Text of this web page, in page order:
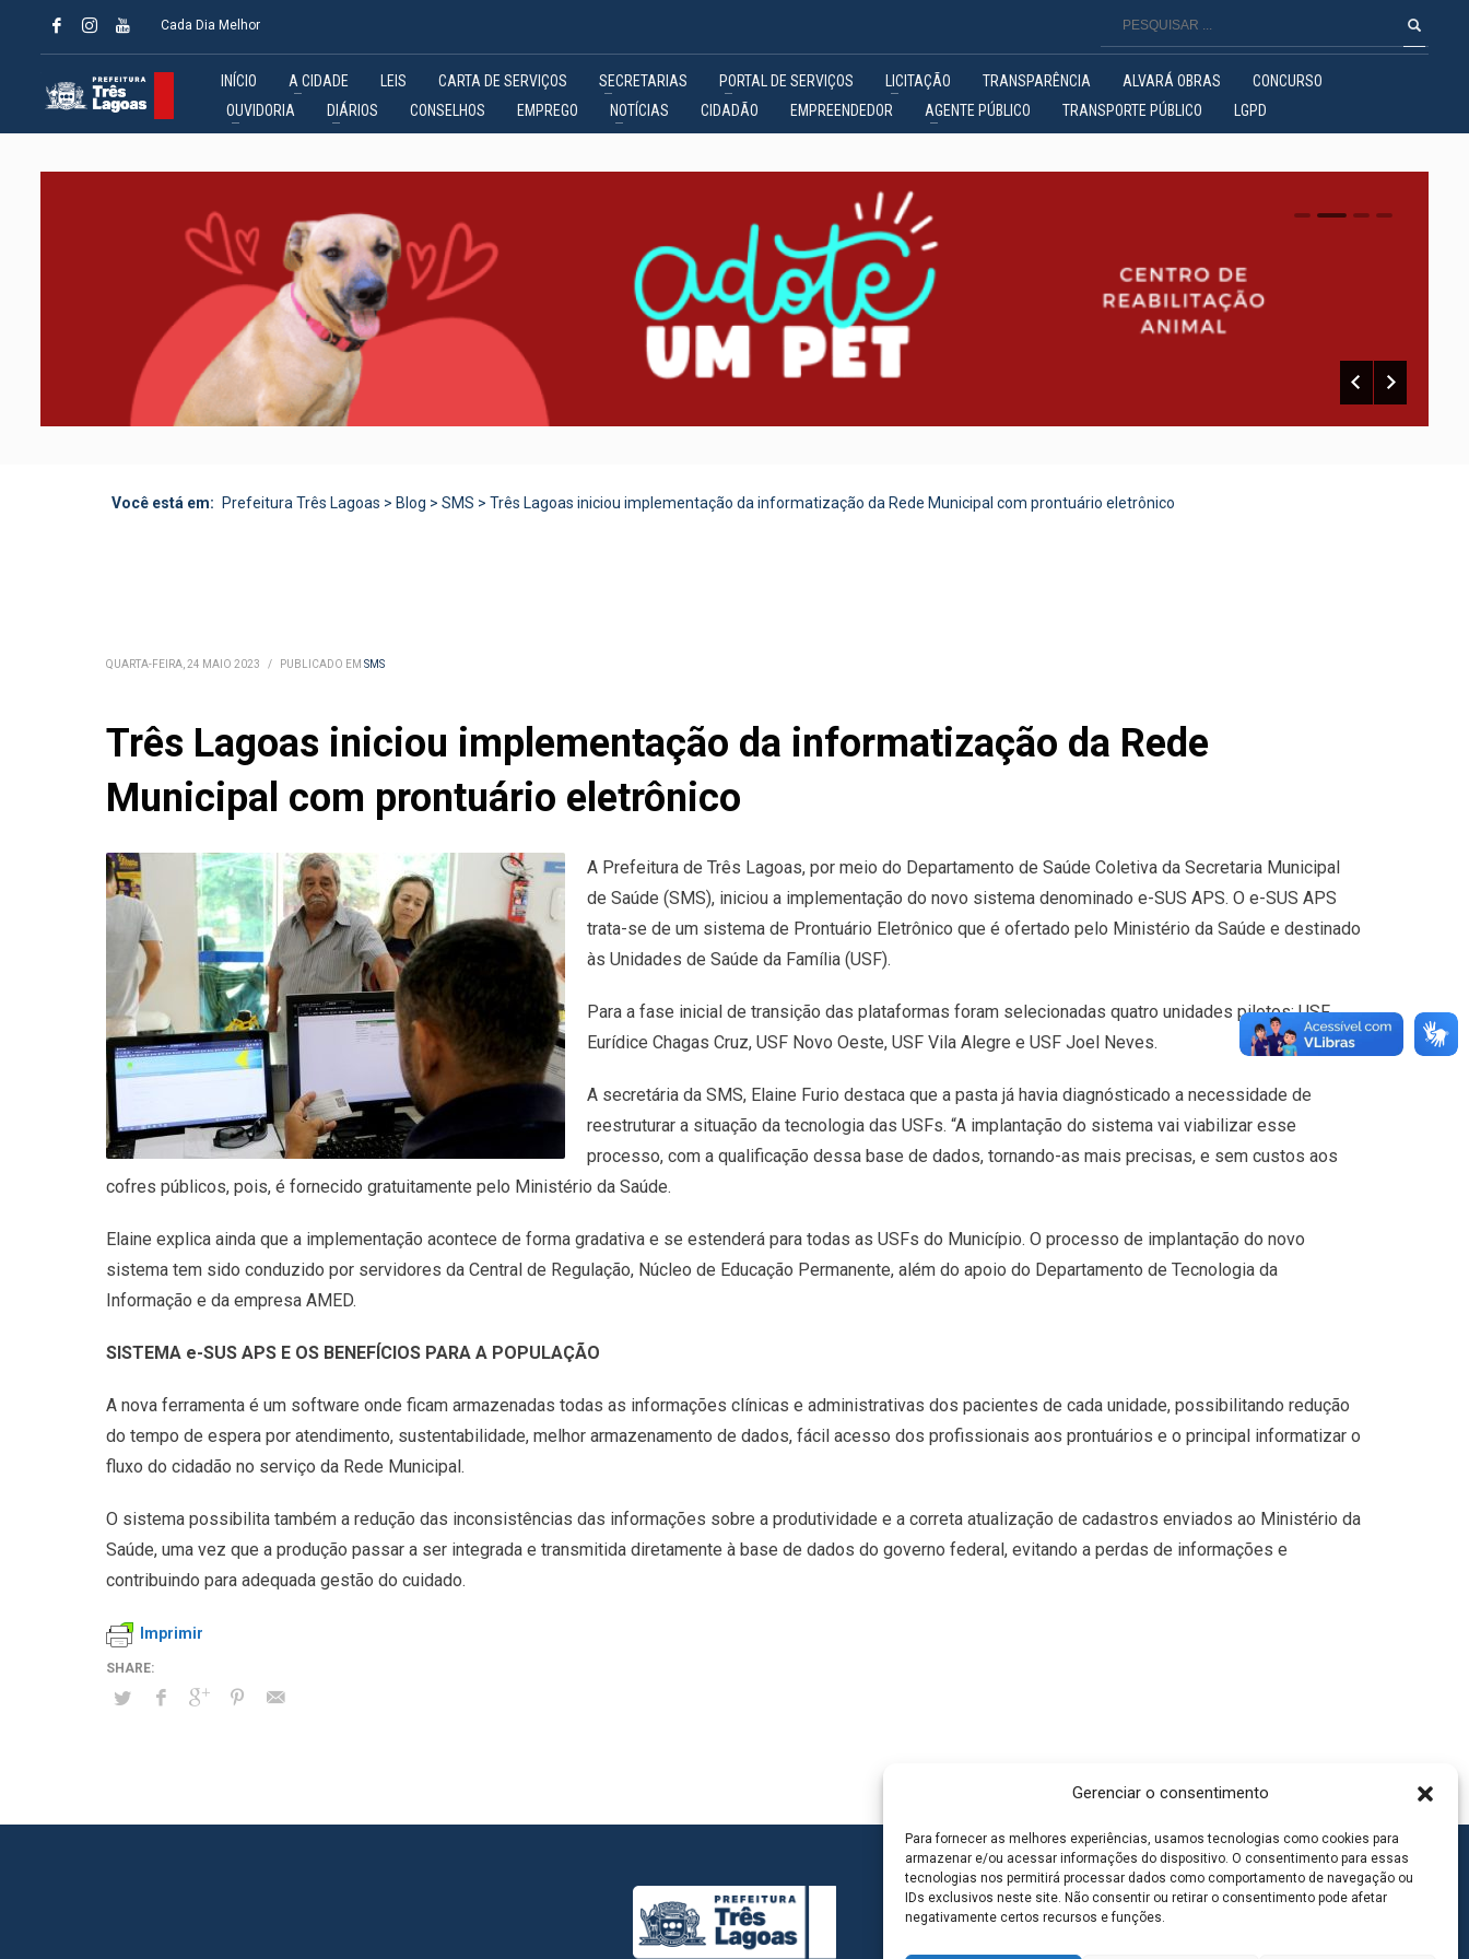
Gerenciar o consentimento
Para fornecer as melhores experiências, usamos tecnologias como cookies para
armazenar e/ou acessar informações do dispositivo. O consentimento para essas
tecnologias nos permitirá processar dados como comportamento de navegação ou
IDs exclusivos neste site. Não consentir ou retirar o consentimento pode afetar
negativamente certos recursos e funções.
Cada Dia Melhor
INÍCIO A CIDADE LEIS CARTA DE SERVIÇOS SECRETARIAS PORTAL DE SERVIÇOS LICITAÇÃO TRANSPARÊNCIA ALVARÁ OBRAS
CONCURSO
OUVIDORIA
DIÁRIOS CONSELHOS EMPREGO NOTÍCIAS CIDADÃO EMPREENDEDOR AGENTE PÚBLICO TRANSPORTE PÚBLICO LGPD
0 1 2
Você está em: Prefeitura Três Lagoas > Blog > SMS > Três Lagoas iniciou implementação da informatização da Rede Municipal com prontuário eletrônico
QUARTA-FEIRA, 24 MAIO 2023 / PUBLICADO EM SMS
Três Lagoas iniciou implementação da informatização da Rede
Municipal com prontuário eletrônico
A Prefeitura de Três Lagoas, por meio do Departamento de Saúde Coletiva da Secretaria Municipal
de Saúde (SMS), iniciou a implementação do novo sistema denominado e-SUS APS. O e-SUS APS
trata-se de um sistema de Prontuário Eletrônico que é ofertado pelo Ministério da Saúde e destinado
às Unidades de Saúde da Família (USF).
Para a fase inicial de transição das plataformas foram selecionadas quatro unidades pilotos: USF
Eurídice Chagas Cruz, USF Novo Oeste, USF Vila Alegre e USF Joel Neves.
A secretária da SMS, Elaine Furio destaca que a pasta já havia diagnósticado a necessidade de
reestruturar a situação da tecnologia das USFs. “A implantação do sistema vai viabilizar esse
processo, com a qualificação dessa base de dados, tornando-as mais precisas, e sem custos aos
cofres públicos, pois, é fornecido gratuitamente pelo Ministério da Saúde.
Elaine explica ainda que a implementação acontece de forma gradativa e se estenderá para todas as USFs do Município. O processo de implantação do novo
sistema tem sido conduzido por servidores da Central de Regulação, Núcleo de Educação Permanente, além do apoio do Departamento de Tecnologia da
Informação e da empresa AMED.
SISTEMA e-SUS APS E OS BENEFÍCIOS PARA A POPULAÇÃO
A nova ferramenta é um software onde ficam armazenadas todas as informações clínicas e administrativas dos pacientes de cada unidade, possibilitando redução
do tempo de espera por atendimento, sustentabilidade, melhor armazenamento de dados, fácil acesso dos profissionais aos prontuários e o principal informatizar o
fluxo do cidadão no serviço da Rede Municipal.
O sistema possibilita também a redução das inconsistências das informações sobre a produtividade e a correta atualização de cadastros enviados ao Ministério da
Saúde, uma vez que a produção passar a ser integrada e transmitida diretamente à base de dados do governo federal, evitando a perdas de informações e
contribuindo para adequada gestão do cuidado.
Imprimir